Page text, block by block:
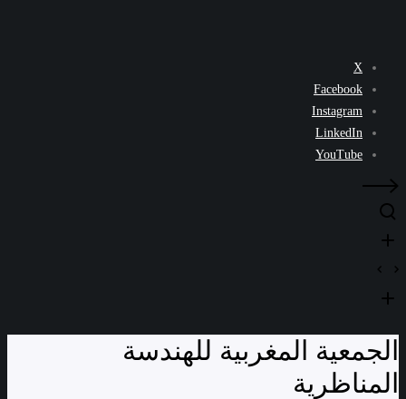
X
Facebook
Instagram
LinkedIn
YouTube
الجمعية المغربية للهندسة
المناظرية